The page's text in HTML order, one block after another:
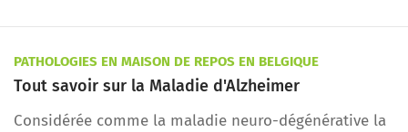
par des politiques ambitieuses
redessinent le paysage urbain.
seniors, dont les habitudes et
mobilité diffèrent sensiblement
du reste de la population.
PATHOLOGIES EN MAISON DE REPOS EN BELGIQUE
Tout savoir sur la Maladie d'Alzheimer
Considérée comme la maladie neuro-dégénérative la